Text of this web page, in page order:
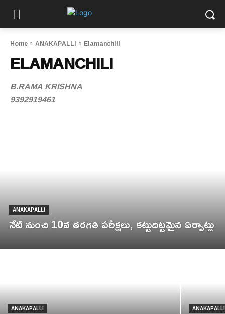
Home ANAKAPALLI Elamanchili
ELAMANCHILI
B.RAMA KRISHNA
9392919461
ANAKAPALLI
నేటి నుంచి 10వ తరగతి పరీక్షలు, కట్టుదిట్టమైన ఏర్పాట్లు
ANAKAPALLI ANAKAPALLI